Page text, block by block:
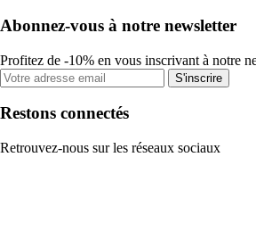
Abonnez-vous à notre newsletter
Profitez de -10% en vous inscrivant à notre
S'inscrire
Restons connectés
Retrouvez-nous sur les réseaux sociaux